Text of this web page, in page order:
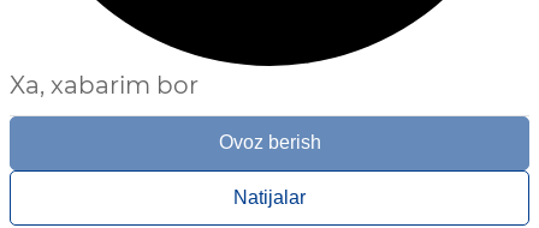
Xa, xabarim bor
Ovoz berish
Natijalar